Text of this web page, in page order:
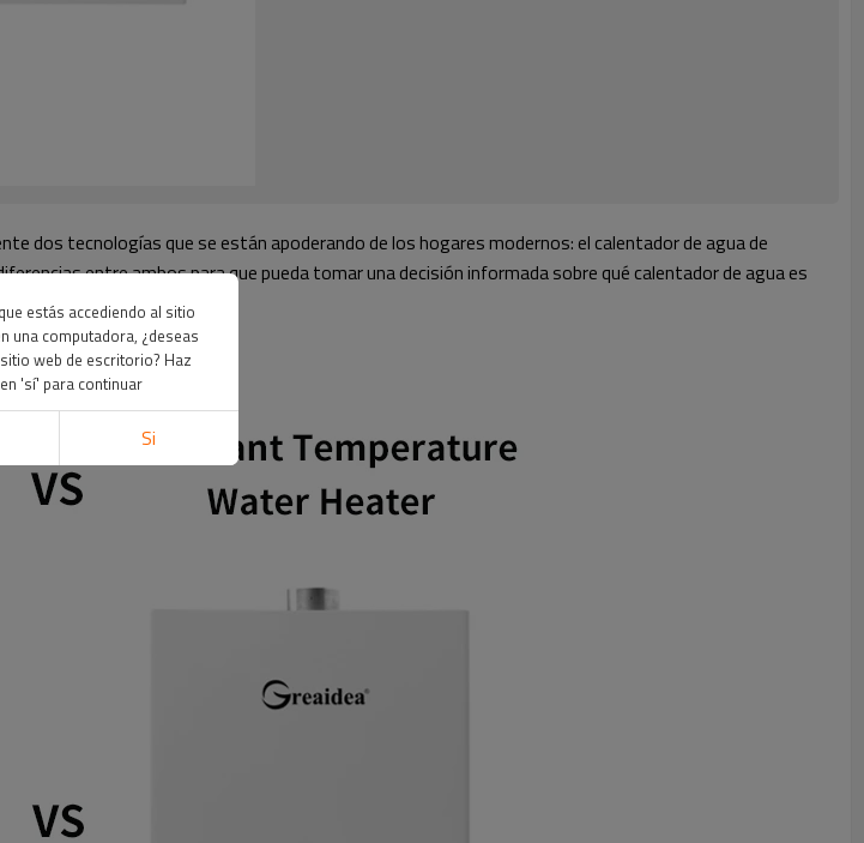
dos tecnologías que se están apoderando de los hogares modernos: el calentador de agua de
entre ambos para que pueda tomar una decisión informada sobre qué calentador de agua es
estás accediendo al sitio
una computadora, ¿deseas
web de escritorio? Haz
'sí' para continuar
Si